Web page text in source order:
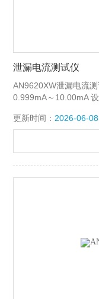
泄漏电流测试仪
AN9620XW泄漏电流
0.999mA～10.00mA
更新时间： 2026-06-08